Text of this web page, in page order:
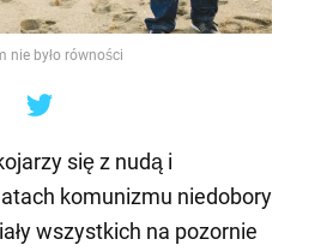
nie było równości
się z nudą i
komunizmu niedobory
wszystkich na pozornie